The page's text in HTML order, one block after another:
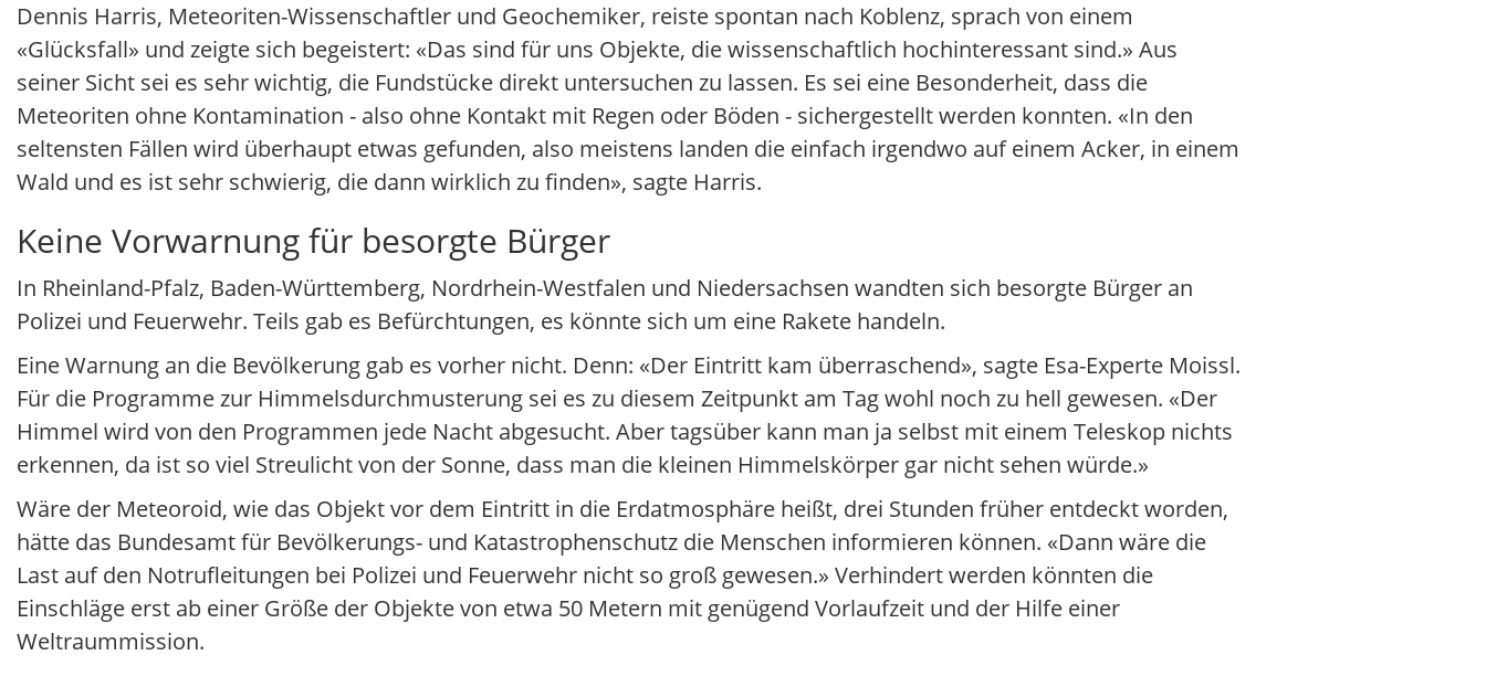
Dennis Harris, Meteoriten-Wissenschaftler und Geochemiker, reiste spontan nach Koblenz, sprach von einem
«Glücksfall» und zeigte sich begeistert: «Das sind für uns Objekte, die wissenschaftlich hochinteressant sind.» Aus
seiner Sicht sei es sehr wichtig, die Fundstücke direkt untersuchen zu lassen. Es sei eine Besonderheit, dass die
Meteoriten ohne Kontamination - also ohne Kontakt mit Regen oder Böden - sichergestellt werden konnten. «In den
seltensten Fällen wird überhaupt etwas gefunden, also meistens landen die einfach irgendwo auf einem Acker, in einem
Wald und es ist sehr schwierig, die dann wirklich zu finden», sagte Harris.
Keine Vorwarnung für besorgte Bürger
In Rheinland-Pfalz, Baden-Württemberg, Nordrhein-Westfalen und Niedersachsen wandten sich besorgte Bürger an
Polizei und Feuerwehr. Teils gab es Befürchtungen, es könnte sich um eine Rakete handeln.
Eine Warnung an die Bevölkerung gab es vorher nicht. Denn: «Der Eintritt kam überraschend», sagte Esa-Experte Moissl.
Für die Programme zur Himmelsdurchmusterung sei es zu diesem Zeitpunkt am Tag wohl noch zu hell gewesen. «Der
Himmel wird von den Programmen jede Nacht abgesucht. Aber tagsüber kann man ja selbst mit einem Teleskop nichts
erkennen, da ist so viel Streulicht von der Sonne, dass man die kleinen Himmelskörper gar nicht sehen würde.»
Wäre der Meteoroid, wie das Objekt vor dem Eintritt in die Erdatmosphäre heißt, drei Stunden früher entdeckt worden,
hätte das Bundesamt für Bevölkerungs- und Katastrophenschutz die Menschen informieren können. «Dann wäre die
Last auf den Notrufleitungen bei Polizei und Feuerwehr nicht so groß gewesen.» Verhindert werden könnten die
Einschläge erst ab einer Größe der Objekte von etwa 50 Metern mit genügend Vorlaufzeit und der Hilfe einer
Weltraummission.